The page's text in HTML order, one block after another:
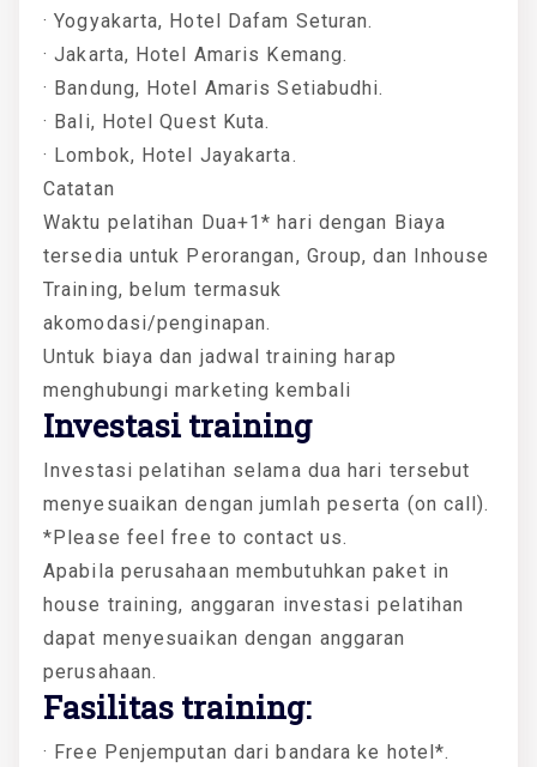
· Yogyakarta, Hotel Dafam Seturan.
· Jakarta, Hotel Amaris Kemang.
· Bandung, Hotel Amaris Setiabudhi.
· Bali, Hotel Quest Kuta.
· Lombok, Hotel Jayakarta.
Catatan
Waktu pelatihan Dua+1* hari dengan Biaya
tersedia untuk Perorangan, Group, dan Inhouse
Training, belum termasuk
akomodasi/penginapan.
Untuk biaya dan jadwal training harap
menghubungi marketing kembali
Investasi training
Investasi pelatihan selama dua hari tersebut
menyesuaikan dengan jumlah peserta (on call).
*Please feel free to contact us.
Apabila perusahaan membutuhkan paket in
house training, anggaran investasi pelatihan
dapat menyesuaikan dengan anggaran
perusahaan.
Fasilitas training:
· Free Penjemputan dari bandara ke hotel*.